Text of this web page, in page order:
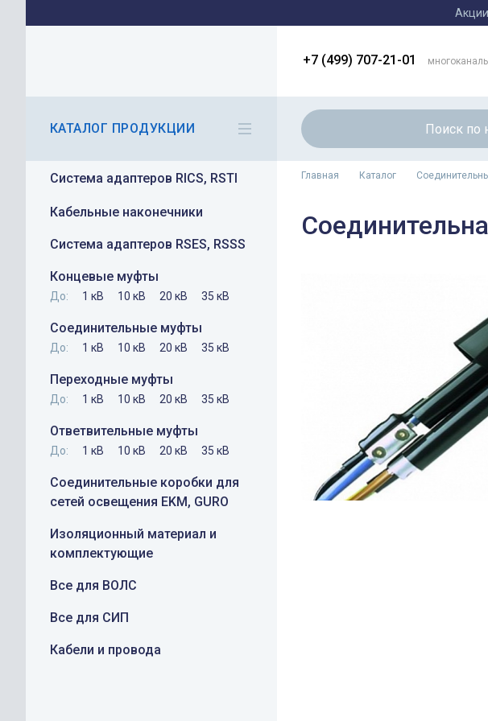
Акции
+7 (499) 707-21-01
КАТАЛОГ ПРОДУКЦИИ
Система адаптеров RICS, RSTI
Кабельные наконечники
Система адаптеров RSES, RSSS
Концевые муфты
До: 1 кВ 10 кВ 20 кВ 35 кВ
Соединительные муфты
До: 1 кВ 10 кВ 20 кВ 35 кВ
Переходные муфты
До: 1 кВ 10 кВ 20 кВ 35 кВ
Ответвительные муфты
До: 1 кВ 10 кВ 20 кВ 35 кВ
Соединительные коробки для
сетей освещения EKM, GURO
Изоляционный материал и
комплектующие
Все для ВОЛС
Все для СИП
Кабели и провода
Главная Каталог